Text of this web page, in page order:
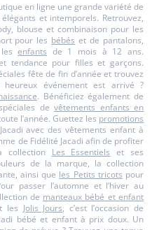
en ligne une grande variété de
et intemporels. Retrouvez,
blouse et combinaison pour les
pour les bébés et de pantalons,
lesenfants de 1 mois à 12 ans.
tendance pour filles et garçons.
fête de fin d’année et trouvez
heureux événement est arrivé ?
. Bénéficiez également de
devêtements enfants en
l’année. Guettez les promotions
avec des vêtements enfant à
de Fidélité Jacadi afin de profiter
collection Les Essentiels et ses
de la marque, la collection
ainsi que les Petits tricots pour
passer l’automne et l’hiver au
de manteaux bébé et enfant
les Jolis Jours, c’est l’occasion de
bébé et enfant à prix doux. Un